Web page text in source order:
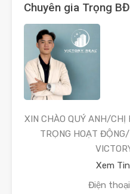
Chuyên gia Trọng
XIN CHÀO QUÝ ANH/CHỊ
TRỌNG HOẠT
Xem
Điện